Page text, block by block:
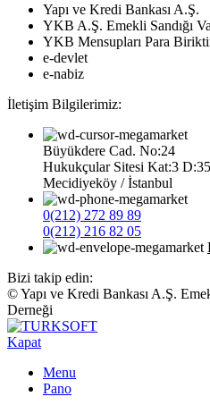
Yapı ve Kredi Bankası A.Ş.
YKB A.Ş. Emekli Sandığı
YKB Mensupları Para
e-devlet
e-nabiz
İletişim Bilgilerimiz:
Büyükdere Cad. No:24
Hukukçular Sitesi Kat:3 D:35
Mecidiyeköy / İstanbul
0(212) 272 89 89
0(212) 216 82 05
Bizi takip edin:
© Yapı ve Kredi Bankası A.Ş.
Derneği
Kapat
Menu
Pano